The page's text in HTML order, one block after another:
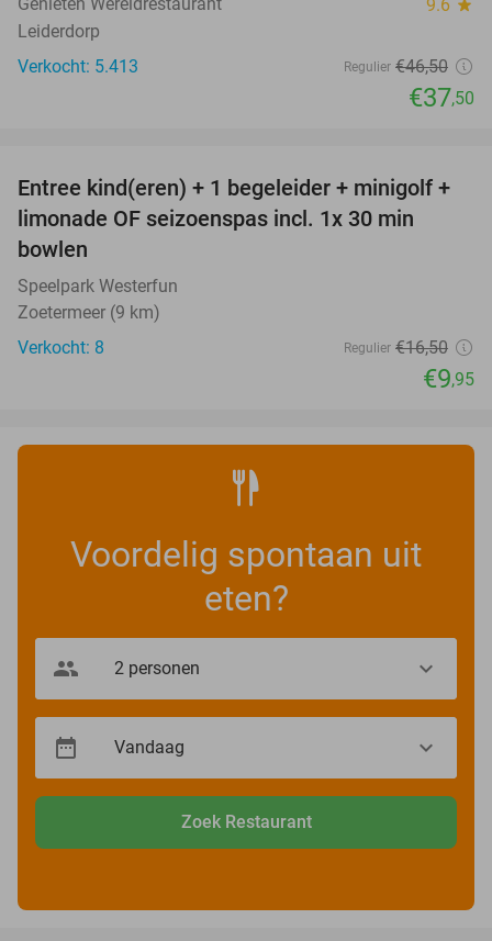
9.6 star
Leiderdorp
Verkocht: 5.413
Regulier €46,50
€37,50
40%
TODAY
Entree kind(eren) + 1 begeleider + minigolf +
limonade OF seizoenspas incl. 1x 30 min
bowlen
Speelpark Westerfun
Zoetermeer (9 km)
Verkocht: 8
Regulier €16,50
€9,95
Voordelig spontaan uit
eten?
Zoek Restaurant